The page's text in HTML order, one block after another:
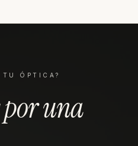
TU ÓPTICA ?
por una